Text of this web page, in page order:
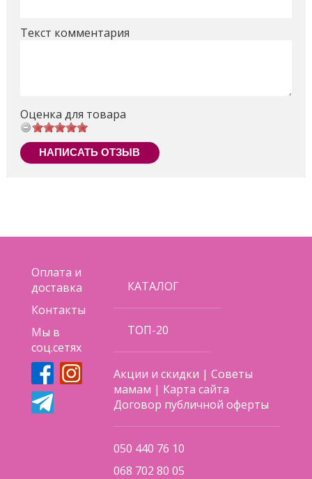
Текст комментария
Оценка для товара
НАПИСАТЬ ОТЗЫВ
Оплата и
доставка
Контакты
Мы в
соц.сетях
КАТАЛОГ
ТОП-20
Акции и скидки |Советы
мамам | Карта сайта
Договор публичной оферты
050 440 76 10
068 702 80 05